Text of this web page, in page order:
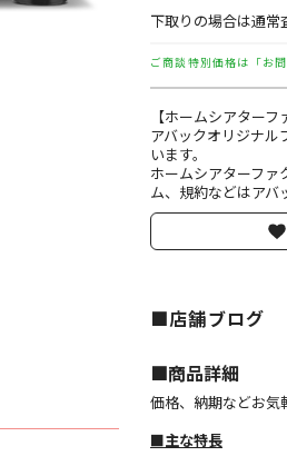
下取りの場合は通常
ご商談特別価格は「お
【ホームシアターフ
アバックオリジナル
います。
ホームシアターファ
ム、規約などはアバ
■店舗ブログ
■︎商品詳細
価格、納期などお気
■主な特長